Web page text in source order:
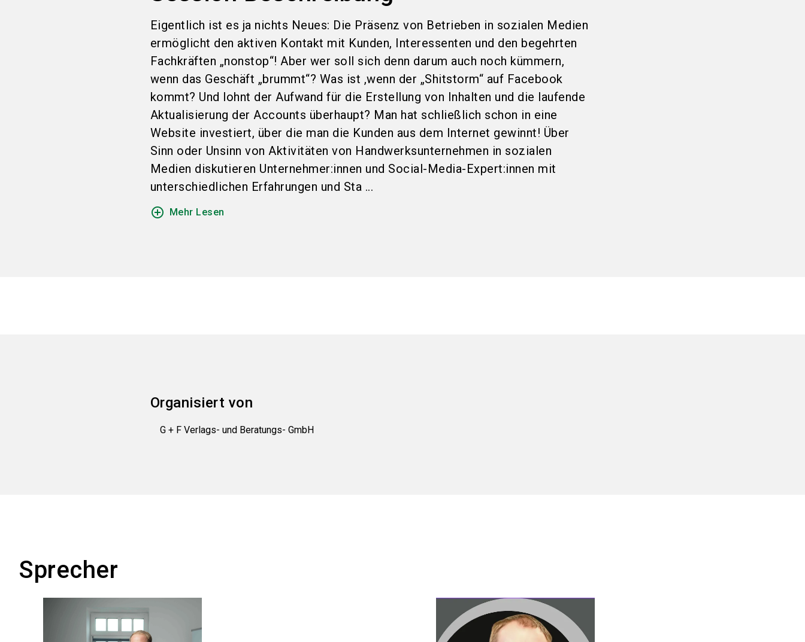
Eigentlich ist es ja nichts Neues: Die Präsenz von Betrieben in sozialen Medien
ermöglicht den aktiven Kontakt mit Kunden, Interessenten und den begehrten
Fachkräften „nonstop“! Aber wer soll sich denn darum auch noch kümmern,
wenn das Geschäft „brummt“? Was ist ,wenn der „Shitstorm“ auf Facebook
kommt? Und lohnt der Aufwand für die Erstellung von Inhalten und die laufende
Aktualisierung der Accounts überhaupt? Man hat schließlich schon in eine
Website investiert, über die man die Kunden aus dem Internet gewinnt! Über
Sinn oder Unsinn von Aktivitäten von Handwerksunternehmen in sozialen
Medien diskutieren Unternehmer:innen und Social-Media-Expert:innen mit
unterschiedlichen Erfahrungen und Sta ...
add_circle_outline Mehr Lesen
Organisiert von
G + F Verlags- und Beratungs- GmbH
Sprecher